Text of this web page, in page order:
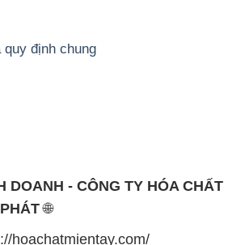
định chung
DOANH - CÔNG TY HÓA CHẤT
🌐
hoachatmientay.com/